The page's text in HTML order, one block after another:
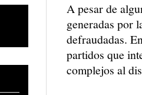
A pesar de
generadas por
defraudadas.
partidos que
complejos al